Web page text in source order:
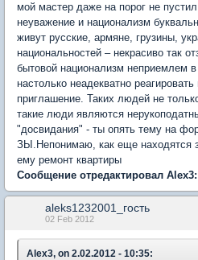
мой мастер даже на порог не
неуважение и национализм
живут русские, армяне, грузины,
национальностей – некрасиво так
бытовой национализм неприемлем
настолько неадекватно
приглашение. Таких людей не
такие люди являются
"досвидания" - ты опять тему на
ЗЫ.Непонимаю, как еще находятся
ему ремонт квартиры
Сообщение отредактировал
aleks1232001_гость
02 Feb 2012
Alex3, on 2.02.2012 - 10:35: